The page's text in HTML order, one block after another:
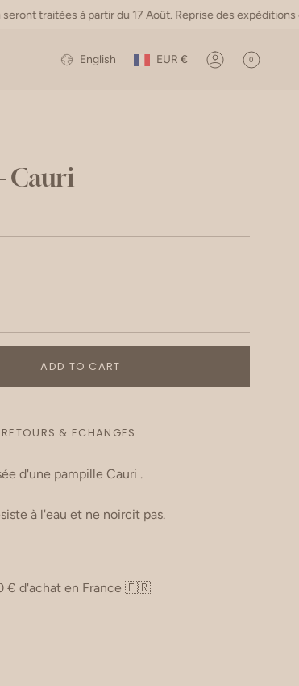
à partir du 17 Août. Reprise des expéditions et du
Language
English Currency
EUR € Account
0
Cauri
ADD TO CART
RETOURS & ECHANGES
d'une pampille Cauri .
à l'eau et ne noircit pas.
€ d'achat en France 🇫🇷